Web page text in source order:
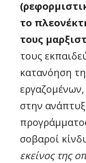
το
τους
τους
κατανόηση
στην
σοβαροί
εκείνος της